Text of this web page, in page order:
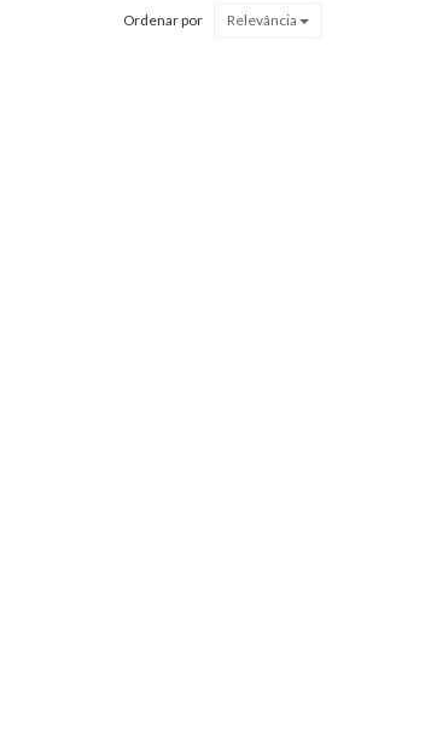
Ordenar por Relevância